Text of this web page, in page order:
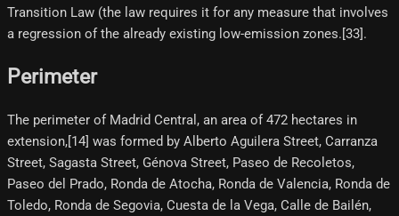
Transition Law (the law requires it for any measure that involves
a regression of the already existing low-emission zones.[33]​.
Perimeter
The perimeter of Madrid Central, an area of 472 hectares in
extension,[14] was formed by Alberto Aguilera Street, Carranza
Street, Sagasta Street, Génova Street, Paseo de Recoletos,
Paseo del Prado, Ronda de Atocha, Ronda de Valencia, Ronda de
Toledo, Ronda de Segovia, Cuesta de la Vega, Calle de Bailén,